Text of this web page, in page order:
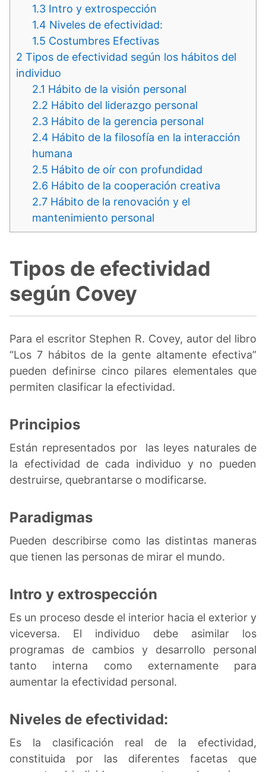
1.3 Intro y extrospección
1.4 Niveles de efectividad:
1.5 Costumbres Efectivas
2 Tipos de efectividad según los hábitos del
individuo
2.1 Hábito de la visión personal
2.2 Hábito del liderazgo personal
2.3 Hábito de la gerencia personal
2.4 Hábito de la filosofía en la interacción
humana
2.5 Hábito de oír con profundidad
2.6 Hábito de la cooperación creativa
2.7 Hábito de la renovación y el
mantenimiento personal
Tipos de efectividad
según Covey
Para el escritor Stephen R. Covey, autor del libro
“Los 7 hábitos de la gente altamente efectiva”
pueden definirse cinco pilares elementales que
permiten clasificar la efectividad.
Principios
Están representados por las leyes naturales de
la efectividad de cada individuo y no pueden
destruirse, quebrantarse o modificarse.
Paradigmas
Pueden describirse como las distintas maneras
que tienen las personas de mirar el mundo.
Intro y extrospección
Es un proceso desde el interior hacia el exterior y
viceversa. El individuo debe asimilar los
programas de cambios y desarrollo personal
tanto interna como externamente para
aumentar la efectividad personal.
Niveles de efectividad:
Es la clasificación real de la efectividad,
constituida por las diferentes facetas que